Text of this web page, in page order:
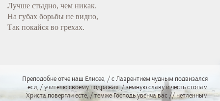
Лучше стыдно, чем никак.
На губах борьбы не видно,
Так покайся во грехах.
Преподобне отче наш Елисее, / с Лаврентием чудным подвизался
еси, / учителю своему подражая, / земную славу и честь стопам
Христа повергли есте, / темже Господь увенча вас // нетленным